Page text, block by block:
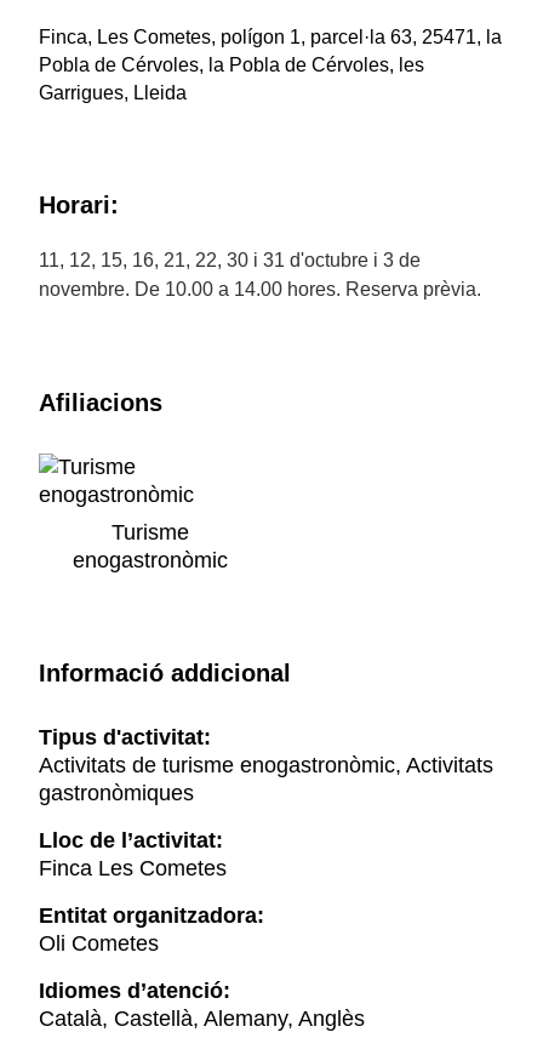
Finca, Les Cometes, polígon 1, parcel·la 63, 25471, la
Pobla de Cérvoles, la Pobla de Cérvoles, les
Garrigues, Lleida
Horari:
11, 12, 15, 16, 21, 22, 30 i 31 d'octubre i 3 de
novembre. De 10.00 a 14.00 hores. Reserva prèvia.
Afiliacions
Turisme
enogastronòmic
Informació addicional
Tipus d'activitat:
Activitats de turisme enogastronòmic, Activitats
gastronòmiques
Lloc de l’activitat:
Finca Les Cometes
Entitat organitzadora:
Oli Cometes
Idiomes d’atenció:
Català, Castellà, Alemany, Anglès